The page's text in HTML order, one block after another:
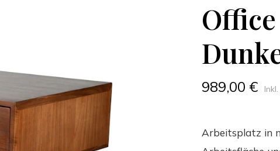
Office
989,00 €
Arbeitsplatz in